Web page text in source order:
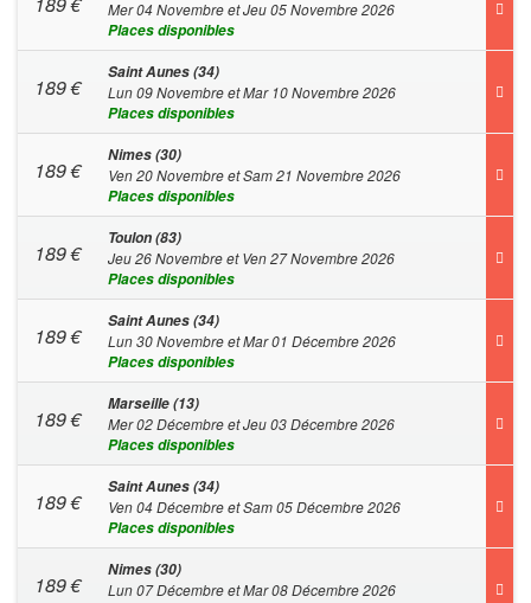
Mer 04 Novembre et Jeu 05 Novembre 2026
Places disponibles
189€
Saint Aunes (34)
Lun 09 Novembre et Mar 10 Novembre 2026
Places disponibles
189€
Nimes (30)
Ven 20 Novembre et Sam 21 Novembre 2026
Places disponibles
189€
Toulon (83)
Jeu 26 Novembre et Ven 27 Novembre 2026
Places disponibles
189€
Saint Aunes (34)
Lun 30 Novembre et Mar 01 Décembre 2026
Places disponibles
189€
Marseille (13)
Mer 02 Décembre et Jeu 03 Décembre 2026
Places disponibles
189€
Saint Aunes (34)
Ven 04 Décembre et Sam 05 Décembre 2026
Places disponibles
189€
Nimes (30)
Lun 07 Décembre et Mar 08 Décembre 2026